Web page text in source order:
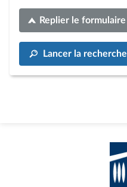
Replier le formulaire
Lancer la recherche